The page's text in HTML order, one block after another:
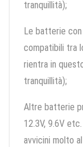
tranquillità);
Le batterie
compatibili tra
rientra in
tranquillità);
Altre batterie
12.3V, 9.6V
avvicini molto